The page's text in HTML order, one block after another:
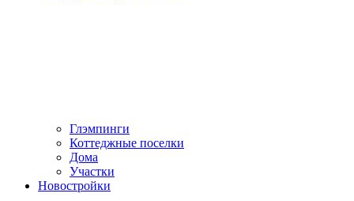
Глэмпинги
Коттеджные поселки
Дома
Участки
Новостройки